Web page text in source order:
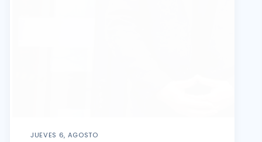
JUEVES 6, AGOSTO